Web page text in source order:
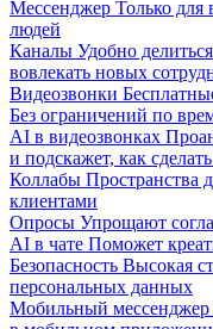
Мессенджер Только
людей
Каналы Удобно
вовлекать новых
Видеозвонки
Без ограничений по
AI в видеозвонках
и подскажет, как
Коллабы Пространства
клиентами
Опросы Упрощают
AI в чате Поможет
Безопасность Высокая
персональных данных
Мобильный мессенджер